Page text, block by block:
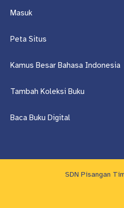
Masuk
Peta Situs
Kamus Besar Bahasa Indonesia
Tambah Koleksi Buku
Baca Buku Digital
SDN Pisangan